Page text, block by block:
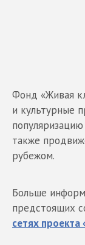
Фонд «Живая
и культурные
также
рубежом.
Больше
предстоящих
сетях проекта